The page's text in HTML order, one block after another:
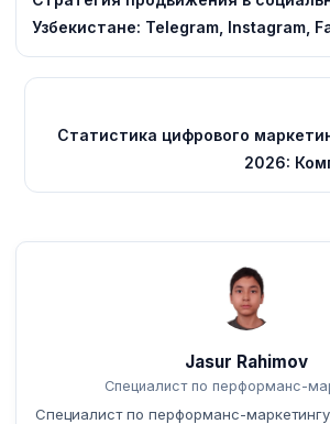
Узбекистане: Telegram, Instagram,
Статистика цифрового
2026:
Jasur Rahimov
Специалист по перформанс-
Специалист по перформанс-